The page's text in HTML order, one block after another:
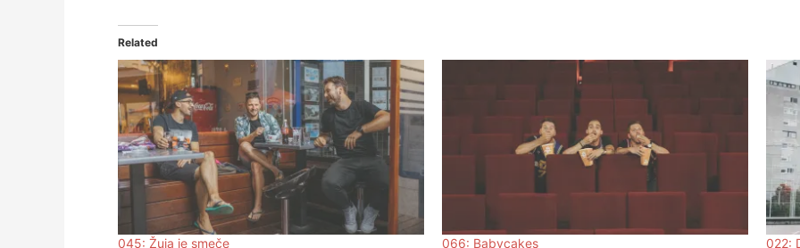
Related
045: Žuja je smeče 066: Babycakes 022: